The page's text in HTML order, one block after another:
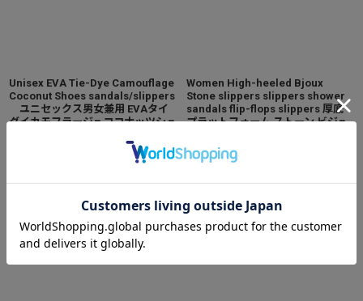
Unisex EVA Tie-Dye Camouflage
Coconut Shoes sandals/slippers
ユニセックス男女兼用 EVAタイ
ダイカモフラージュココナッツシュ
4,390円(税込)
カートに入れる
Women High-heeled Bjoux
Stone slippers slippers shower
sandals flip-flops slippers 厚底
プラットフォーム ストーン ビジュ
ーサンダル
a702439334739
カートに入れる